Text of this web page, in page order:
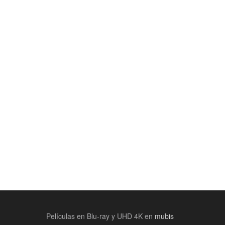
Películas en Blu-ray y UHD 4K en mubis